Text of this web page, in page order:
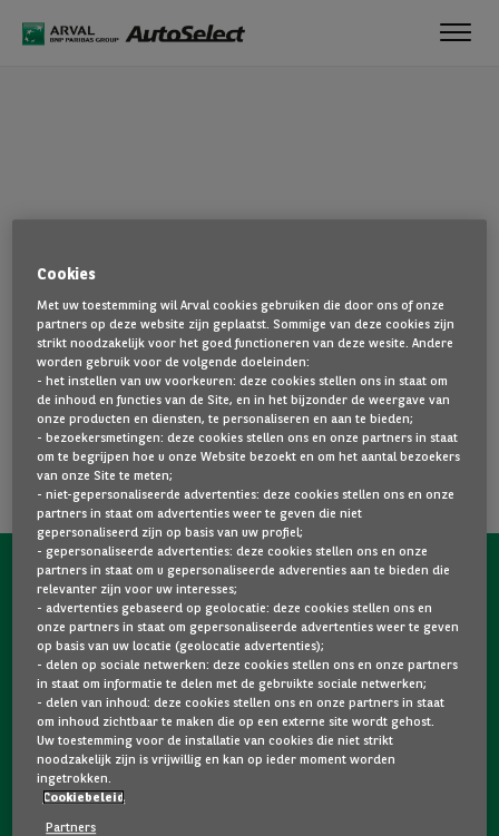
startpagina door hier te klikken.
TERUG NAAR DE STARTPAGINA
TOON AL ONZE VOERTUIGEN
NEEM NU CONTACT OP MET ONS!
Een vraag?
Wij zijn er voor u.
Hebt u graag meer informatie over een model dat u
bevalt? Twijfelt u tussen twee tweedehandswagens?
Neem dan zeker contact op met ons. Wij staan klaar om
uw vragen te beantwoorden en u te helpen bij uw keuze.
Cookies
Met uw toestemming wil Arval cookies gebruiken die door ons of onze
partners op deze website zijn geplaatst. Sommige van deze cookies zijn
strikt noodzakelijk voor het goed functioneren van deze wesite. Andere
worden gebruik voor de volgende doeleinden:
- het instellen van uw voorkeuren: deze cookies stellen ons in staat om
de inhoud en functies van de Site, en in het bijzonder de weergave van
onze producten en diensten, te personaliseren en aan te bieden;
- bezoekersmetingen: deze cookies stellen ons en onze partners in staat
om te begrijpen hoe u onze Website bezoekt en om het aantal bezoekers
van onze Site te meten;
- niet-gepersonaliseerde advertenties: deze cookies stellen ons en onze
partners in staat om advertenties weer te geven die niet
gepersonaliseerd zijn op basis van uw profiel;
- gepersonaliseerde advertenties: deze cookies stellen ons en onze
partners in staat om u gepersonaliseerde adverenties aan te bieden die
relevanter zijn voor uw interesses;
- advertenties gebaseerd op geolocatie: deze cookies stellen ons en
onze partners in staat om gepersonaliseerde advertenties weer te geven
op basis van uw locatie (geolocatie advertenties);
- delen op sociale netwerken: deze cookies stellen ons en onze partners
in staat om informatie te delen met de gebruikte sociale netwerken;
- delen van inhoud: deze cookies stellen ons en onze partners in staat
om inhoud zichtbaar te maken die op een externe site wordt gehost.
Uw toestemming voor de installatie van cookies die niet strikt
noodzakelijk zijn is vrijwillig en kan op ieder moment worden
ingetrokken.
Cookiebeleid
Partners